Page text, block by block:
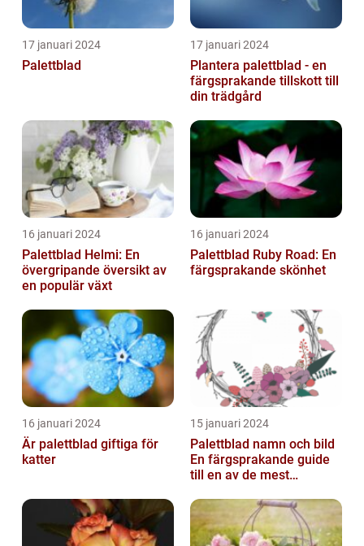
17 januari 2024
Palettblad
17 januari 2024
Plantera palettblad - en
färgsprakande tillskott till
din trädgård
16 januari 2024
Palettblad Helmi: En
övergripande översikt av
en populär växt
16 januari 2024
Palettblad Ruby Road: En
färgsprakande skönhet
16 januari 2024
Är palettblad giftiga för
katter
15 januari 2024
Palettblad namn och bild
En färgsprakande guide
till en av de mest
inomhusväxterna